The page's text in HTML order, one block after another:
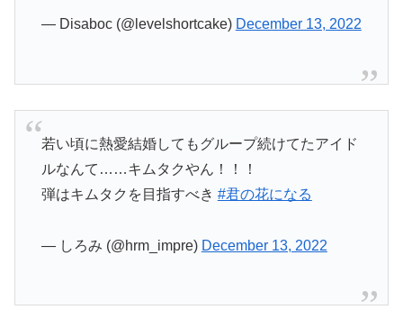
— Disaboc (@levelshortcake) December 13, 2022
若い頃に熱愛結婚してもグループ続けてたアイド
ルなんて……キムタクやん！！！
弾はキムタクを目指すべき #君の花になる
— しろみ (@hrm_impre) December 13, 2022